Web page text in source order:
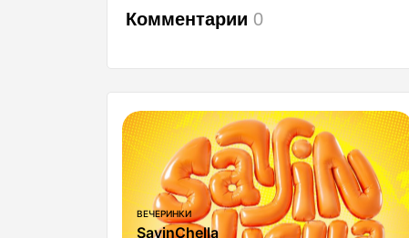
Комментарии 0
ВЕЧЕРИНКИ
SayinChella